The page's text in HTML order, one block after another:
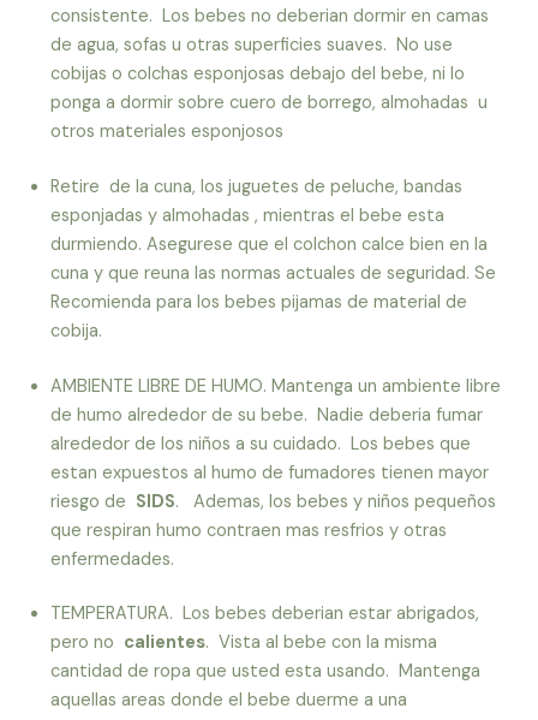
consistente. Los bebes no deberian dormir en camas
de agua, sofas u otras superficies suaves. No use
cobijas o colchas esponjosas debajo del bebe, ni lo
ponga a dormir sobre cuero de borrego, almohadas u
otros materiales esponjosos
Retire de la cuna, los juguetes de peluche, bandas
esponjadas y almohadas , mientras el bebe esta
durmiendo. Asegurese que el colchon calce bien en la
cuna y que reuna las normas actuales de seguridad. Se
Recomienda para los bebes pijamas de material de
cobija.
AMBIENTE LIBRE DE HUMO. Mantenga un ambiente libre
de humo alrededor de su bebe. Nadie deberia fumar
alrededor de los niños a su cuidado. Los bebes que
estan expuestos al humo de fumadores tienen mayor
riesgo de SIDS. Ademas, los bebes y niños pequeños
que respiran humo contraen mas resfrios y otras
enfermedades.
TEMPERATURA. Los bebes deberian estar abrigados,
pero no calientes. Vista al bebe con la misma
cantidad de ropa que usted esta usando. Mantenga
aquellas areas donde el bebe duerme a una